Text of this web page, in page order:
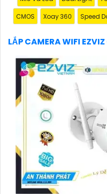
Hy vọng đoạn văn trên
thiệu sản phẩm Camera
CMOS Xoay 360 Speed
LẮP CAMERA WIFI